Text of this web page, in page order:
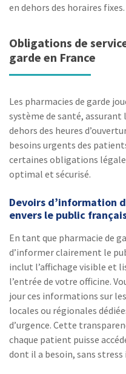
en dehors des horaires fixes.
Obligations de
garde en France
Les pharmacies de garde
système de santé,
dehors des heures
besoins urgents des
certaines obligations
optimal et sécurisé.
Devoirs d’information
envers le public
En tant que pharmacie de
d’informer clairement le
inclut l’affichage visible et
l’entrée de votre officine.
jour ces informations sur
locales ou régionales
d’urgence. Cette
chaque patient puisse
dont il a besoin, sans